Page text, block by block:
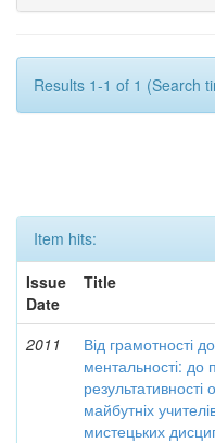
Results 1-1 of 1 (Search
Item hits:
Issue
Date
Title
2011
Від грамотності
ментальності: до
результативності
майбутніх
мистецьких